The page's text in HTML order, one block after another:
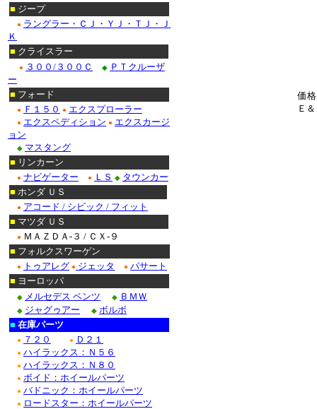
価
Ｅ
■ ジープ
● ラングラー・ＣＪ・ＹＪ・ＴＪ・Ｊ
Ｋ
■ クライスラー
● ３００/３００Ｃ ◆ ＰＴクルーザ
ー
■ フォード
● Ｆ１５０ ● エクスプローラー
● エクスペディション ● エクスカージ
ョン
◆ マスタング
■ リンカーン
● ナビゲーター ● ＬＳ ◆ タウンカー
■ ホンダ ＵＳ
● アコード / シビック / フィット
■ マツダ ＵＳ
● ＭＡＺＤＡ-３ / ＣＸ-９
■ フォルクスワーゲン
● トゥアレグ ● ジェッタ ● パサート
■ ヨーロッパ
◆ メルセデス ベンツ ◆ ＢＭＷ
◆ ジャグゥアー ◆ ボルボ
■ 在庫パーツ
● ７２０ ● Ｄ２１
● ハイラックス：Ｎ５６
● ハイラックス：Ｎ８０
● ボイド：ホイールパーツ
● バドニック：ホイールパーツ
● ロードスター：ホイールパーツ